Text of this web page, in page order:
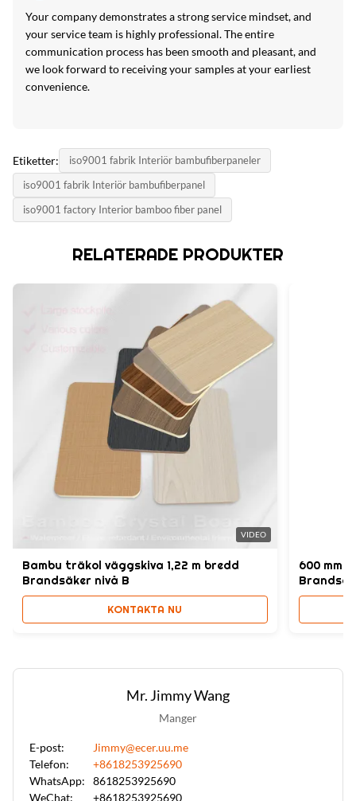
Your company demonstrates a strong service mindset, and
your service team is highly professional. The entire
communication process has been smooth and pleasant, and
we look forward to receiving your samples at your earliest
convenience.
Etiketter:
iso9001 fabrik Interiör bambufiberpaneler
iso9001 fabrik Interiör bambufiberpanel
iso9001 factory Interior bamboo fiber panel
RELATERADE PRODUKTER
VIDEO
Bambu träkol väggskiva 1,22 m bredd
Brandsäker nivå B
KONTAKTA NU
600 mm
Mr. Jimmy Wang
Manger
E-post:
Jimmy@ecer.uu.me
Telefon:
+8618253925690
WhatsApp:
8618253925690
WeChat:
+8618253925690